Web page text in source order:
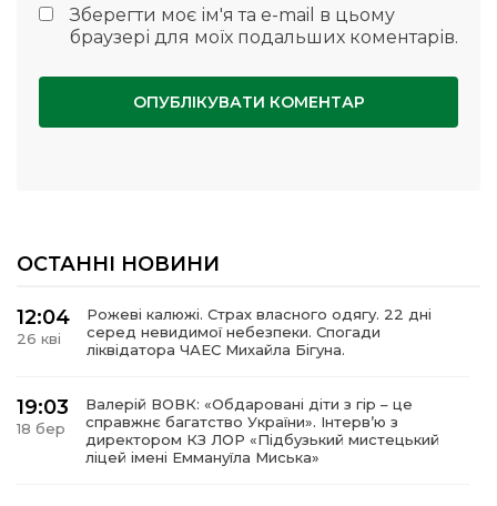
Зберегти моє ім'я та e-mail в цьому
браузері для моїх подальших коментарів.
ОСТАННІ НОВИНИ
12:04
26 кві
Рожеві калюжі. Страх власного одягу. 22 дні
серед невидимої небезпеки. Спогади
ліквідатора ЧАЕС Михайла Бігуна.
19:03
18 бер
Валерій ВОВК: «Обдаровані діти з гір – це
справжнє багатство України». Інтервʼю з
директором КЗ ЛОР «Підбузький мистецький
ліцей імені Еммануїла Миська»